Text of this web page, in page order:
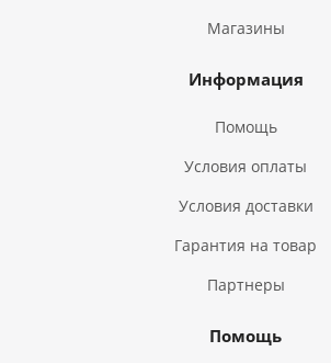
Магазины
Информация
Помощь
Условия оплаты
Условия доставки
Гарантия на товар
Партнеры
Помощь